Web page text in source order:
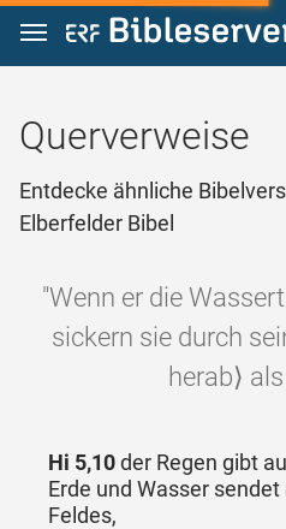
Zum Inhalt springen
Querverweise
Entdecke ähnliche
Elberfelder Bibel
"Wenn er die
sickern sie durch
herab⟩
Hi 5,10der Regen gibt
Erde und Wasser
Feldes,